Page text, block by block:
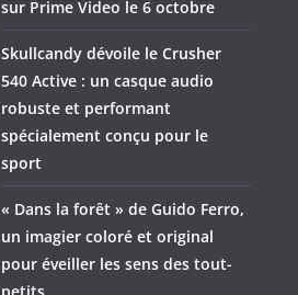
sur Prime Video le 6 octobre
Skullcandy dévoile le Crusher
540 Active : un casque audio
robuste et performant
spécialement conçu pour le
sport
« Dans la forêt » de Guido Ferro,
un imagier coloré et original
pour éveiller les sens des tout-